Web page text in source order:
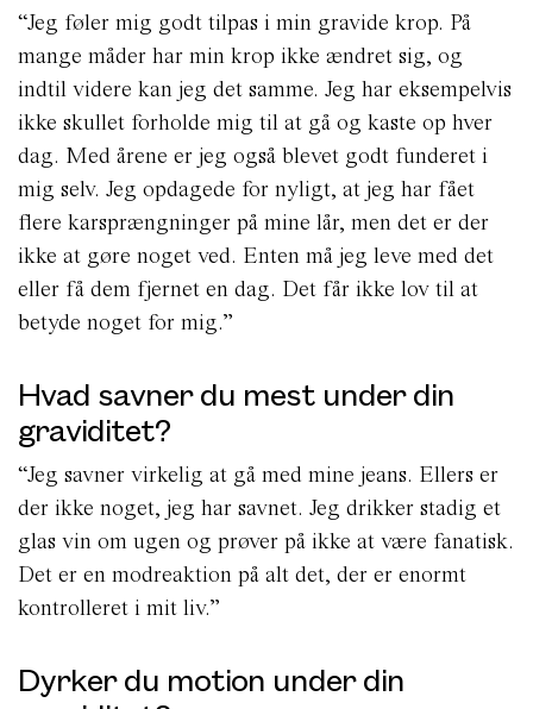
“Jeg føler mig godt tilpas i min gravide krop. På
mange måder har min krop ikke ændret sig, og
indtil videre kan jeg det samme. Jeg har eksempelvis
ikke skullet forholde mig til at gå og kaste op hver
dag. Med årene er jeg også blevet godt funderet i
mig selv. Jeg opdagede for nyligt, at jeg har fået
flere karsprængninger på mine lår, men det er der
ikke at gøre noget ved. Enten må jeg leve med det
eller få dem fjernet en dag. Det får ikke lov til at
betyde noget for mig.”
Hvad savner du mest under din
graviditet?
“Jeg savner virkelig at gå med mine jeans. Ellers er
der ikke noget, jeg har savnet. Jeg drikker stadig et
glas vin om ugen og prøver på ikke at være fanatisk.
Det er en modreaktion på alt det, der er enormt
kontrolleret i mit liv.”
Dyrker du motion under din